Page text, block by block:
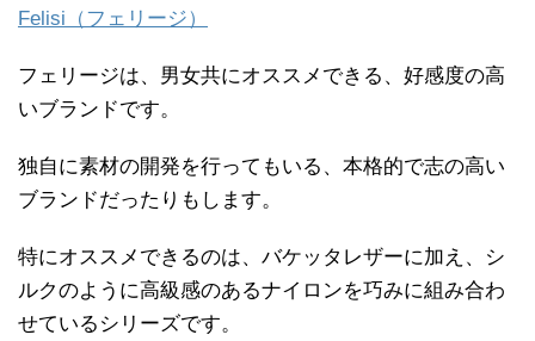
Felisi（フェリージ）
フェリージは、男女共にオススメできる、好感度の高
いブランドです。
独自に素材の開発を行ってもいる、本格的で志の高い
ブランドだったりもします。
特にオススメできるのは、バケッタレザーに加え、シ
ルクのように高級感のあるナイロンを巧みに組み合わ
せているシリーズです。